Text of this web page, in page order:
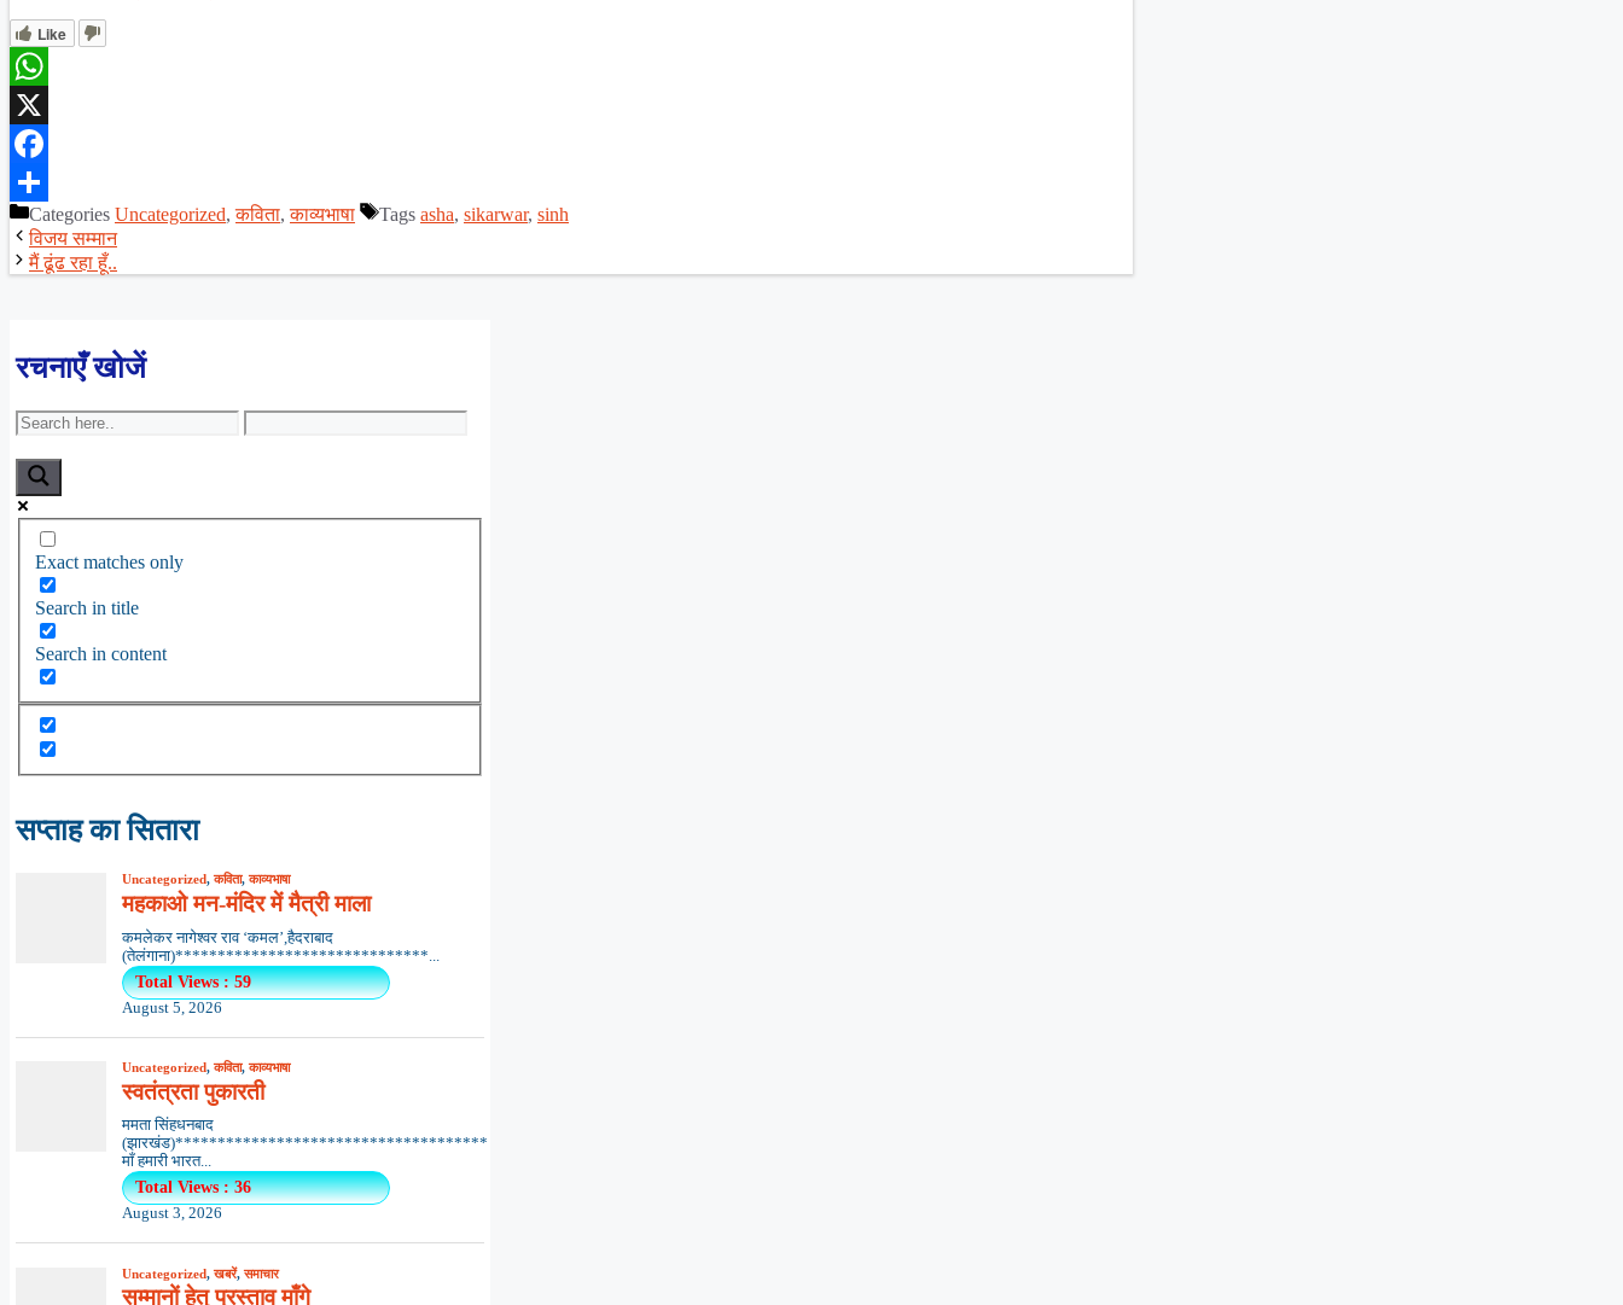
Like
WhatsApp
X
Facebook
ShareCategories Uncategorized,कविता,काव्यभाषा Tags asha, sikarwar, sinh
विजय सम्मान
मैं ढूंढ रहा हूँ..
रचनाएँ खोजें
Exact matches only
Search in title
Search in content
सप्ताह का सितारा
Uncategorized,कविता,काव्यभाषा
महकाओ मन-मंदिर में मैत्री माला
कमलेकर नागेश्वर राव ‘कमल’,हैदराबाद
(तेलंगाना)******************************...
Total Views : 59
August 5, 2026
Uncategorized,कविता,काव्यभाषा
स्वतंत्रता पुकारती
ममता सिंहधनबाद
(झारखंड)*************************************
माँ हमारी भारत...
Total Views : 36
August 3, 2026
Uncategorized,खबरें,समाचार
सम्मानों हेतु प्रस्ताव माँगे